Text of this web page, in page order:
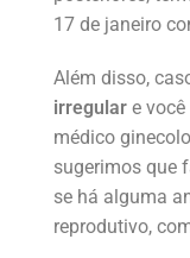
17 de janeiro
Além disso,
irregular e
médico
sugerimos que
se há alguma
reprodutivo,